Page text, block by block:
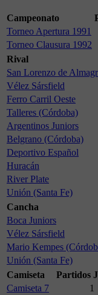
Campeonato
Torneo Apertura 1991
Torneo Clausura 1992
Rival
San Lorenzo de
Vélez Sársfield
Ferro Carril Oeste
Talleres (Córdoba)
Argentinos Juniors
Belgrano (Córdoba)
Deportivo Español
Huracán
River Plate
Unión (Santa Fe)
Cancha
Boca Juniors
Vélez Sársfield
Mario Kempes
Unión (Santa Fe)
Camiseta
Partidos
Camiseta 7
1